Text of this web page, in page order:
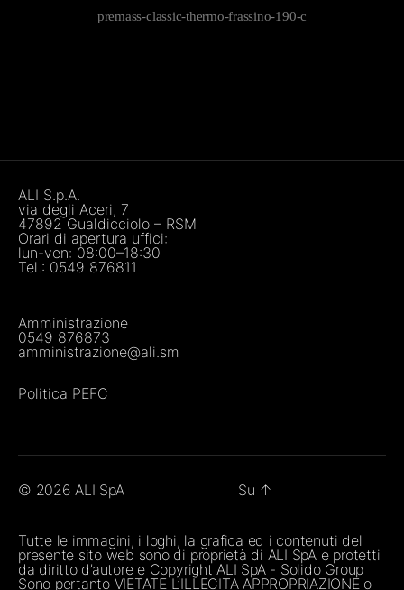
premass-classic-thermo-frassino-190-c
ALI S.p.A.
via degli Aceri, 7
47892 Gualdicciolo – RSM
Orari di apertura uffici:
lun-ven: 08:00–18:30
Tel.: 0549 876811
Amministrazione
0549 876873
amministrazione@ali.sm
Politica PEFC
© 2026ALI SpA Su ↑
Tutte le immagini, i loghi, la grafica ed i contenuti del
presente sito web sono di proprietà di ALI SpA e protetti
da diritto d’autore e Copyright ALI SpA - Solido Group
Sono pertanto VIETATE L’ILLECITA APPROPRIAZIONE o